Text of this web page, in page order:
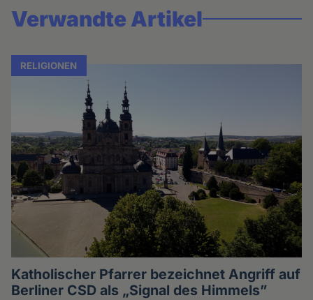
Verwandte Artikel
RELIGIONEN
Katholischer Pfarrer bezeichnet Angriff auf
Berliner CSD als „Signal des Himmels”